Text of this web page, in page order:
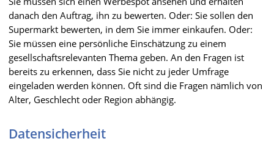
danach den Auftrag, ihn zu bewerten. Oder: Sie sollen den
Supermarkt bewerten, in dem Sie immer einkaufen. Oder:
Sie müssen eine persönliche Einschätzung zu einem
gesellschaftsrelevanten Thema geben. An den Fragen ist
bereits zu erkennen, dass Sie nicht zu jeder Umfrage
eingeladen werden können. Oft sind die Fragen nämlich von
Alter, Geschlecht oder Region abhängig.
Datensicherheit